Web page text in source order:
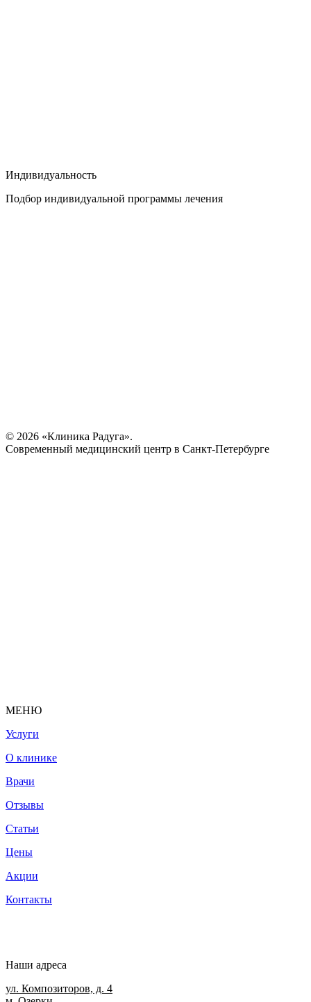
Индивидуальность
Подбор индивидуальной программы лечения
© 2026 «Клиника Радуга».
Современный медицинский центр в Санкт-Петербурге
МЕНЮ
Услуги
О клинике
Врачи
Отзывы
Статьи
Цены
Акции
Контакты
Наши адреса
ул. Композиторов, д. 4